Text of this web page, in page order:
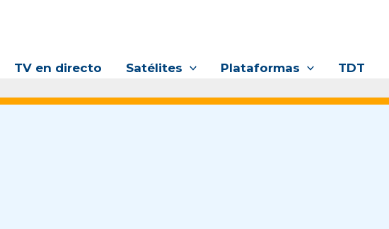
TV en directo Satélites Plataformas TDT